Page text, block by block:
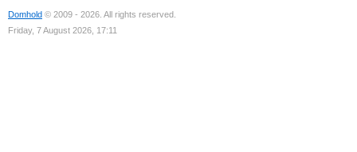
Domhold © 2009 - 2026. All rights reserved.
Friday, 7 August 2026, 17:11